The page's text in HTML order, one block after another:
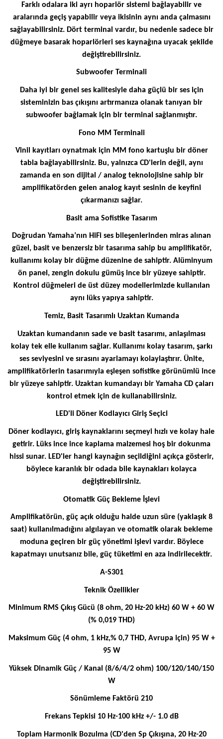
Farklı odalara iki ayrı hoparlör sistemi bağlayabilir ve
aralarında geçiş yapabilir veya ikisinin aynı anda çalmasını
sağlayabilirsiniz. Dört terminal vardır, bu nedenle sadece bir
düğmeye basarak hoparlörleri ses kaynağına uyacak şekilde
değiştirebilirsiniz.
Subwoofer Terminali
Daha iyi bir genel ses kalitesiyle daha güçlü bir ses için
sisteminizin bas çıkışını artırmanıza olanak tanıyan bir
subwoofer bağlamak için bir terminal sağlanmıştır.
Fono MM Terminali
Vinil kayıtları oynatmak için MM fono kartuşlu bir döner
tabla bağlayabilirsiniz. Bu, yalnızca CD'lerin değil, aynı
zamanda en son dijital / analog teknolojisine sahip bir
amplifikatörden gelen analog kayıt sesinin de keyfini
çıkarmanızı sağlar.
Basit ama Sofistike Tasarım
Doğrudan Yamaha’nın HiFi ses bileşenlerinden miras alınan
güzel, basit ve benzersiz bir tasarıma sahip bu amplifikatör,
kullanımı kolay bir düğme düzenine de sahiptir. Alüminyum
ön panel, zengin dokulu gümüş ince bir yüzeye sahiptir.
Kontrol düğmeleri de üst düzey modellerimizde kullanılan
aynı lüks yapıya sahiptir.
Temiz, Basit Tasarımlı Uzaktan Kumanda
Uzaktan kumandanın sade ve basit tasarımı, anlaşılması
kolay tek elle kullanım sağlar. Kullanımı kolay tasarım, şarkı
ses seviyesini ve sırasını ayarlamayı kolaylaştırır. Ünite,
amplifikatörlerin tasarımıyla eşleşen sofistike görünümlü ince
bir yüzeye sahiptir. Uzaktan kumandayı bir Yamaha CD çaları
kontrol etmek için de kullanabilirsiniz.
LED'li Döner Kodlayıcı Giriş Seçici
Döner kodlayıcı, giriş kaynaklarını seçmeyi hızlı ve kolay hale
getirir. Lüks ince ince kaplama malzemesi hoş bir dokunma
hissi sunar. LED'ler hangi kaynağın seçildiğini açıkça gösterir,
böylece karanlık bir odada bile kaynakları kolayca
değiştirebilirsiniz.
Otomatik Güç Bekleme İşlevi
Amplifikatörün, güç açık olduğu halde uzun süre (yaklaşık 8
saat) kullanılmadığını algılayan ve otomatik olarak bekleme
moduna geçiren bir güç yönetimi işlevi vardır. Böylece
kapatmayı unutsanız bile, güç tüketimi en aza indirilecektir.
A-S301
Teknik Özellikler
Minimum RMS Çıkış Gücü (8 ohm, 20 Hz-20 kHz) 60 W + 60 W
(% 0,019 THD)
Maksimum Güç (4 ohm, 1 kHz,% 0,7 THD, Avrupa için) 95 W +
95 W
Yüksek Dinamik Güç / Kanal (8/6/4/2 ohm) 100/120/140/150
W
Sönümleme Faktörü 210
Frekans Tepkisi 10 Hz-100 kHz +/- 1.0 dB
Toplam Harmonik Bozulma (CD'den Sp Çıkışına, 20 Hz-20